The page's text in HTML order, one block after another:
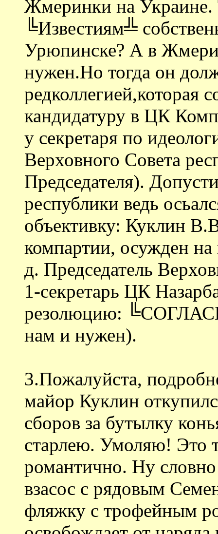
Жмеринки на Украине.
╚Известиям╩
Урюпинске? А в
нужен.Но тогда он
редколлегией,которая
кандидатуру в ЦК
у секретаря по
Верховного Совета
Председателя).
республики ведь
объективку: Куклин
компартии, осужден на
д. Председатель
1-секретарь ЦК
резолюцию:
нам и нужен).
3.Пожалуйста,
майор Куклин
сборов за бутылку
старлею. Умоляю! Это
романтично. Ну
взасос с рядовым
фляжку с трофейным